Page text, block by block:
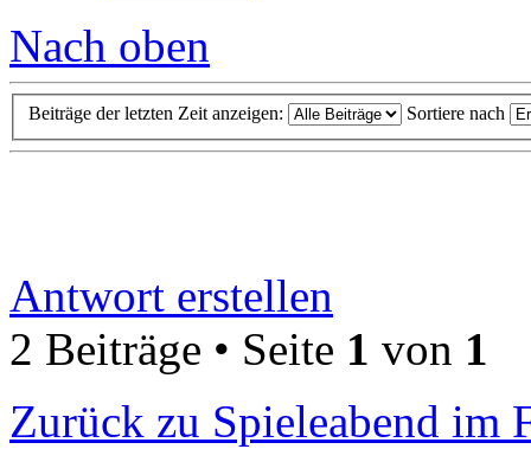
Nach oben
Beiträge der letzten Zeit anzeigen: Sortiere nach
Antwort erstellen
2 Beiträge • Seite 1 von 1
Zurück zu Spieleabend im